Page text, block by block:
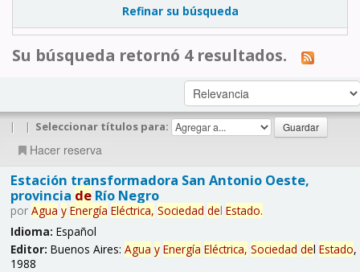
Refinar su búsqueda
Su búsqueda retornó 4 resultados.
| | Seleccionar títulos para:
Hacer reserva
Estación transformadora San Antonio Oeste,
provincia deRío Negro
por Agua y Energía Eléctrica, Sociedad del Estado.
Idioma: Español
Editor: Buenos Aires: Agua y Energía Eléctrica, Sociedad del Estado,
1988